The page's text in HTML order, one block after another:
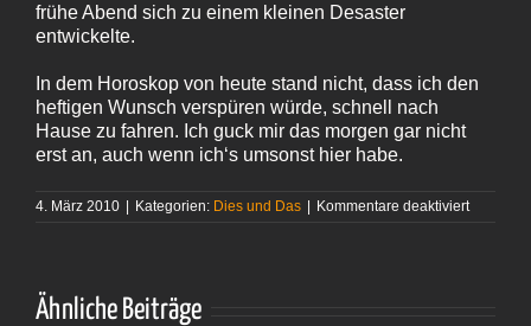
frühe Abend sich zu einem kleinen Desaster
entwickelte.
In dem Horoskop von heute stand nicht, dass ich den
heftigen Wunsch verspüren würde, schnell nach
Hause zu fahren. Ich guck mir das morgen gar nicht
erst an, auch wenn ich‘s umsonst hier habe.
4. März 2010 | Kategorien: Dies und Das | Kommentare deaktiviertfür
Ähnliche Beiträge